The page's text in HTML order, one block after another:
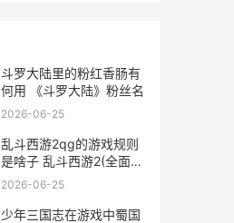
斗罗大陆里的粉红香肠有
何用 《斗罗大陆》粉丝名
2026-06-25
乱斗西游2qg的游戏规则
是啥子 乱斗西游2(全面革
新)
2026-06-25
少年三国志在游戏中蜀国